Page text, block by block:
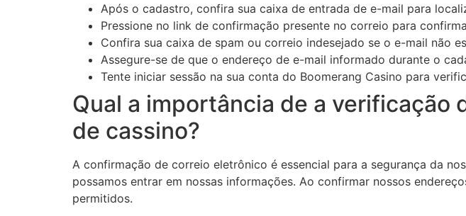
Após o cadastro, confira sua caixa de entrada de e-mail para
Pressione no link de confirmação presente no correio para
Confira sua caixa de spam ou correio indesejado se o e-mail não
Assegure-se de que o endereço de e-mail informado durante o
Tente iniciar sessão na sua conta do Boomerang Casino para
Qual a importância de a verificação
de cassino?
A confirmação de correio eletrônico é essencial para a segurança da
possamos entrar em nossas informações. Ao confirmar nossos
permitidos.